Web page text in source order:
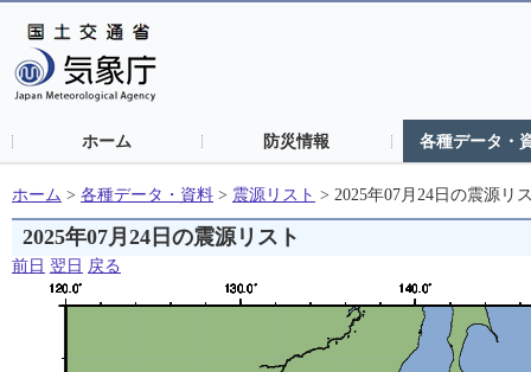
ホーム 防災情報 各種データ・
ホーム > 各種データ・資料 > 震源リスト > 2025年07月24日の震源リ
2025年07月24日の震源リスト
前日 翌日 戻る